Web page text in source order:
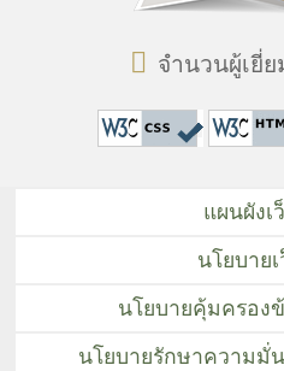
จำนวนผู้เยี่
แผนผังเ
นโยบาย
นโยบายคุ้มครอง
นโยบายรักษาความมั่